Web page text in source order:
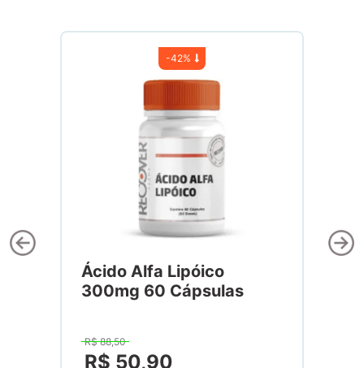
-42%
Ácido Alfa Lipóico
300mg 60 Cápsulas
R$ 88,50
R$ 50,90